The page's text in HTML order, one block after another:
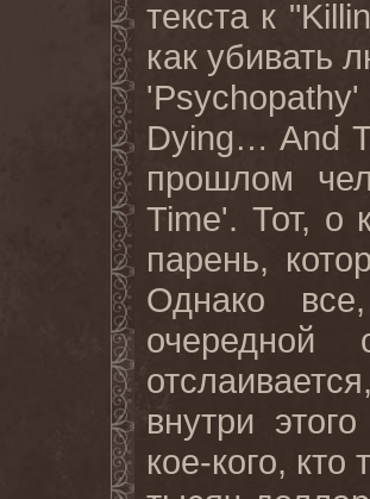
текста к "
как убивать
Dying… And
прошлом
Time'. Тот, о
парень,
Однако
очередной
внутри
кое-кого, кто